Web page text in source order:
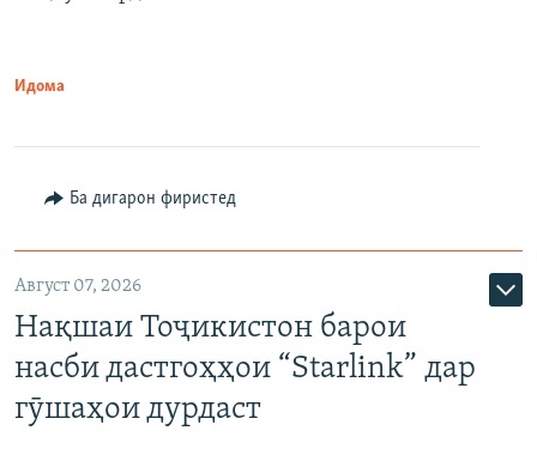
Идома
Ба дигарон фиристед
Август 07, 2026
Нақшаи Тоҷикистон барои
насби дастгоҳҳои “Starlink” дар
гӯшаҳои дурдаст